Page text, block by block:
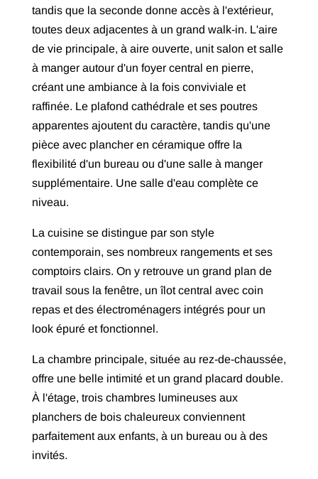
tandis que la seconde donne accès à l'extérieur,
toutes deux adjacentes à un grand walk-in. L'aire
de vie principale, à aire ouverte, unit salon et salle
à manger autour d'un foyer central en pierre,
créant une ambiance à la fois conviviale et
raffinée. Le plafond cathédrale et ses poutres
apparentes ajoutent du caractère, tandis qu'une
pièce avec plancher en céramique offre la
flexibilité d'un bureau ou d'une salle à manger
supplémentaire. Une salle d'eau complète ce
niveau.
La cuisine se distingue par son style
contemporain, ses nombreux rangements et ses
comptoirs clairs. On y retrouve un grand plan de
travail sous la fenêtre, un îlot central avec coin
repas et des électroménagers intégrés pour un
look épuré et fonctionnel.
La chambre principale, située au rez-de-chaussée,
offre une belle intimité et un grand placard double.
À l'étage, trois chambres lumineuses aux
planchers de bois chaleureux conviennent
parfaitement aux enfants, à un bureau ou à des
invités.